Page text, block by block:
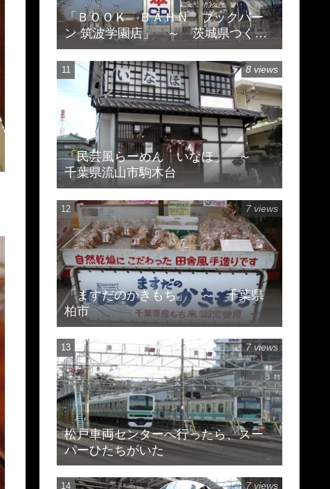
「ＢＯＯＫ ＢＡＨＮ ブックバー
ン 筑波学園店」 ～ 茨城県つくば
市天久保 ※閉店してます
「民芸風らーめん いなほ」 ～
千葉県流山市駒木台
8 views
「ますだのかきもち」 ～ 千葉県
柏市
7 views
松戸車両センターへ行ったら、スー
パーひたちがいた
7 views
7 views